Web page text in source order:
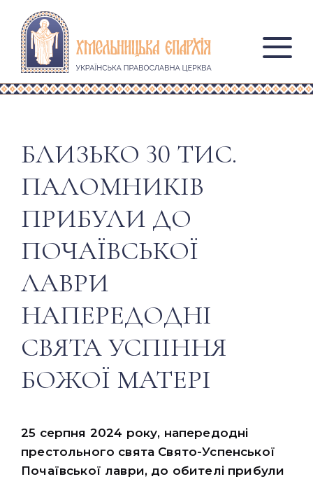
БЛИЗЬКО 30 ТИС.
ПАЛОМНИКІВ
ПРИБУЛИ ДО
ПОЧАЇВСЬКОЇ
ЛАВРИ
НАПЕРЕДОДНІ
СВЯТА УСПІННЯ
БОЖОЇ МАТЕРІ
25 серпня 2024 року, напередодні
престольного свята Свято-Успенської
Почаївської лаври, до обителі прибули